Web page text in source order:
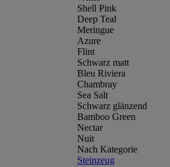
Shell Pink
Deep Teal
Meringue
Azure
Flint
Schwarz matt
Bleu Riviera
Chambray
Sea Salt
Schwarz glänzend
Bamboo Green
Nectar
Nuit
Nach Kategorie
Steinzeug